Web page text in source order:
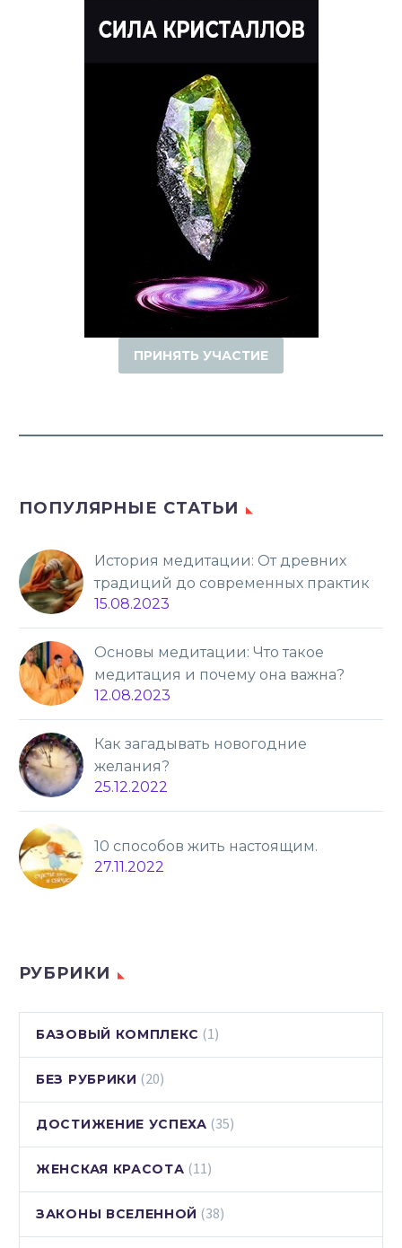
ПРИНЯТЬ УЧАСТИЕ
ПОПУЛЯРНЫЕ СТАТЬИ
История медитации: От древних
традиций до современных практик
15.08.2023
Основы медитации: Что такое
медитация и почему она важна?
12.08.2023
Как загадывать новогодние
желания?
25.12.2022
10 способов жить настоящим.
27.11.2022
РУБРИКИ
БАЗОВЫЙ КОМПЛЕКС (1)
БЕЗ РУБРИКИ (20)
ДОСТИЖЕНИЕ УСПЕХА (35)
ЖЕНСКАЯ КРАСОТА (11)
ЗАКОНЫ ВСЕЛЕННОЙ (38)